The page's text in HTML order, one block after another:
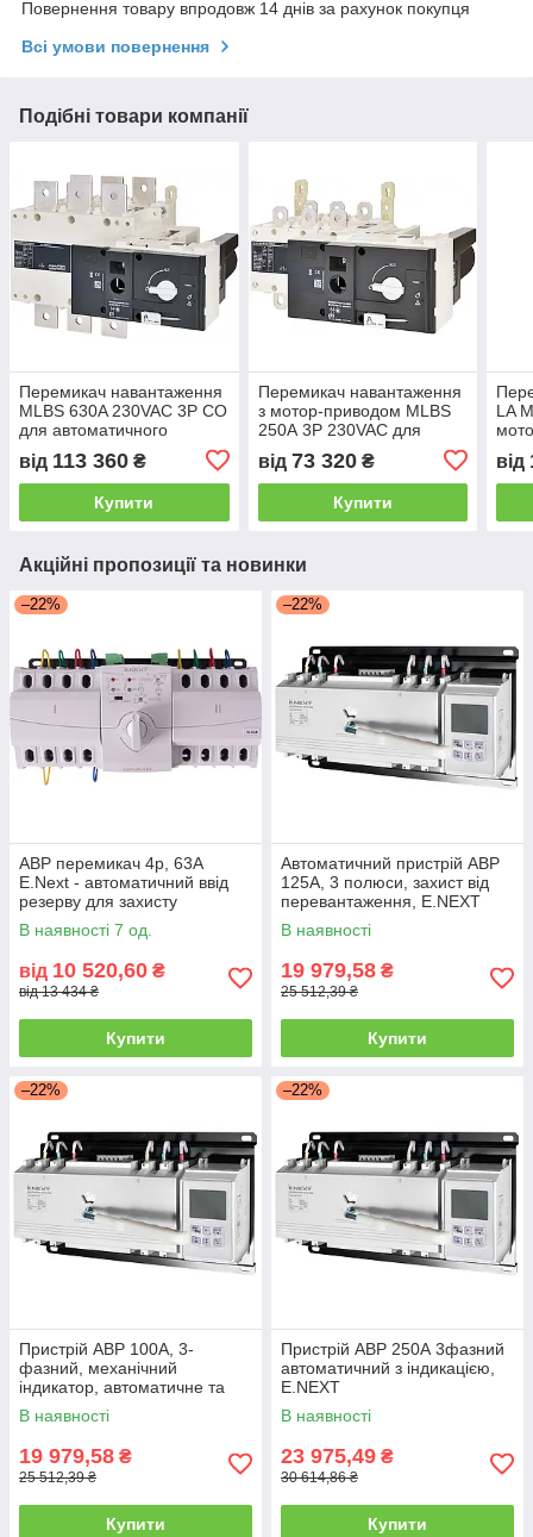
Повернення товару впродовж 14 днів за рахунок покупця
Всі умови повернення
Подібні товари компанії
Перемикач навантаження
MLBS 630A 230VAC 3P CO
для автоматичного
від 113 360 ₴
Купити
Перемикач навантаження
з мотор-приводом MLBS
250А 3P 230VAC для
Автоматичного введення
резерву
від 73 320₴
Купити
LA
від
Акційні пропозиції та новинки
–22%
АВР перемикач 4p, 63А
E.Next - автоматичний ввід
резерву для захисту
електропостачання
В наявності 7 од.
від 10 520,60 ₴
від 13 434 ₴
Купити
–22%
Автоматичний пристрій АВР
125А, 3 полюси, захист від
перевантаження, E.NEXT
В наявності
19 979,58 ₴
25 512,39 ₴
Купити
–22%
Пристрій АВР 100А, 3-
фазний, механічний
індикатор, автоматичне та
ручне керування, E.NEXT
В наявності
19 979,58 ₴
25 512,39 ₴
Купити
–22%
Пристрій АВР 250А 3фазний
автоматичний з індикацією,
E.NEXT
В наявності
23 975,49 ₴
30 614,86 ₴
Купити